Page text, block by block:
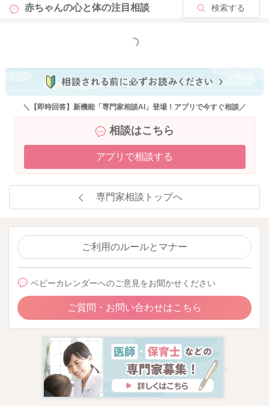
赤ちゃんの心と体の注目相談 検索する
もっと見る
＼【即時回答】新機能「専門家相談AI」登場！アプリで今すぐ相談／
相談はこちら
アプリで相談する
専門家相談トップへ
ご利用のルールとマナー
ベビーカレンダーへのご意見をお聞かせください
ご質問・お問い合わせはこちら